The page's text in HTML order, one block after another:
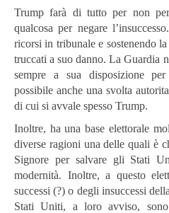
Trump farà di tutto per non
qualcosa per negare
ricorsi in tribunale e sostenendo
truccati a suo danno. La Guardia
sempre a sua disposizione per
possibile anche una svolta
di cui si avvale spesso Trump.
Inoltre, ha una base elettorale
diverse ragioni una delle quali è
Signore per salvare gli Stati
modernità. Inoltre, a questo
successi (?) o degli insuccessi
Stati Uniti, a loro avviso,